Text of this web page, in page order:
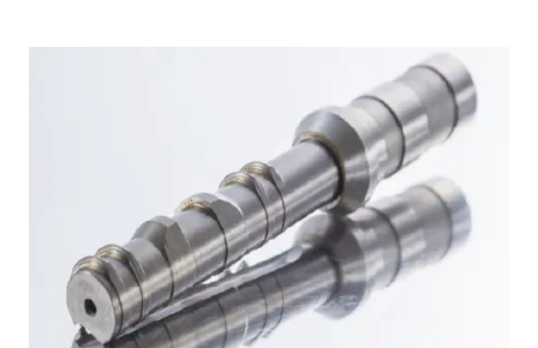
オンライン工場見学
お問合せはこちら